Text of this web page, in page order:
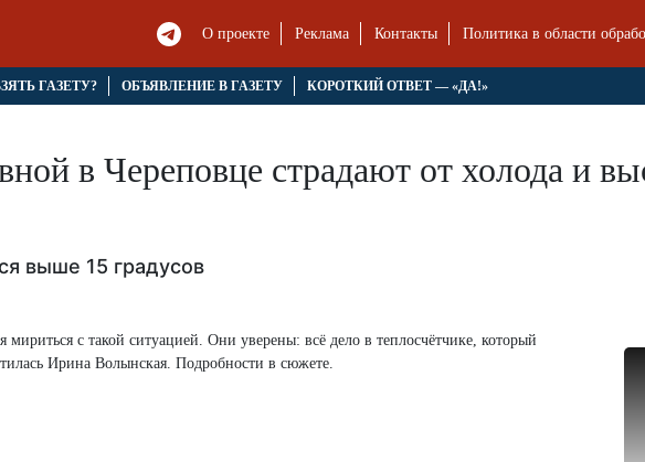
О проекте Реклама Контакты Политика в области
ГАЗЕТУ? ОБЪЯВЛЕНИЕ В ГАЗЕТУ КОРОТКИЙ ОТВЕТ — «ДА!»
в Череповце страдают от холода и
выше 15 градусов
с такой ситуацией. Они уверены: всё дело в теплосчётчике, который
Ирина Волынская. Подробности в сюжете.